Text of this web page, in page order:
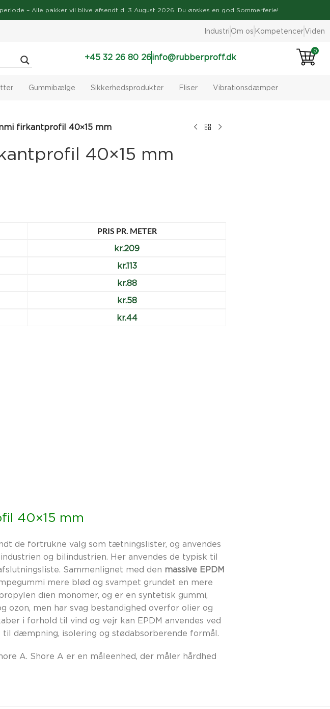
– Alle pakker vil blive afsendt d. 3 August 2026. Du ønskes en god Sommerferie!
Industri Om os KompetencerViden
+45 32 26 80 26info@rubberproff.dk
0
Gummibælge Sikkerhedsprodukter Fliser Vibrationsdæmper
firkantprofil 40×15 mm
40×15 mm
PRIS PR. METER
kr.209
kr.113
kr.88
kr.58
kr.44
40×15 mm
de fortrukne valg som tætningslister, og anvendes
og bilindustrien. Her anvendes de typisk til
Sammenlignet med den massive EPDM
mere blød og svampet grundet en mere
dien monomer, og er en syntetisk gummi,
ozon, men har svag bestandighed overfor olier og
i forhold til vind og vejr kan EPDM anvendes ved
til dæmpning, isolering og stødabsorberende formål.
A. Shore A er en måleenhed, der måler hårdhed